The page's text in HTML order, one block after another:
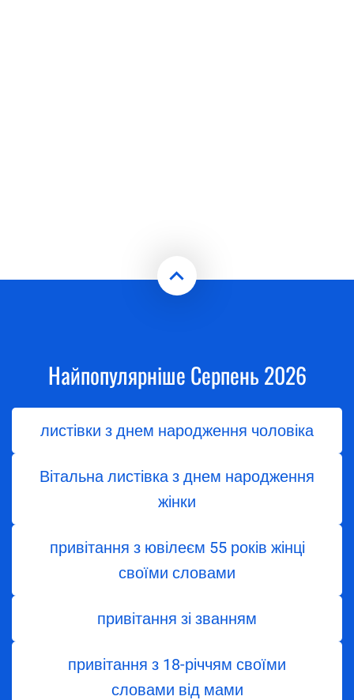
Найпопулярніше Серпень 2026
листівки з днем народження чоловіка
Вітальна листівка з днем народження
жінки
привітання з ювілеєм 55 років жінці
своїми словами
привітання зі званням
привітання з 18-річчям своїми
словами від мами